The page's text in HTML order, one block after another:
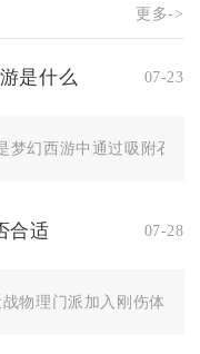
更多->
是什么 07-23
梦幻西游中通过吸附石与
合适 07-28
战物理门派加入刚伤体系